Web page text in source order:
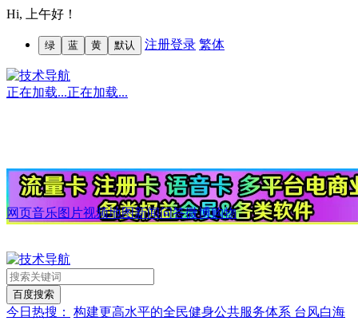
Hi, 上午好！
绿 蓝 黄 默认 注册登录 繁体
正在加载...正在加载...
网页音乐图片视频地图新闻问答微博购物
今日热搜： 构建更高水平的全民健身公共服务体系 台风白海